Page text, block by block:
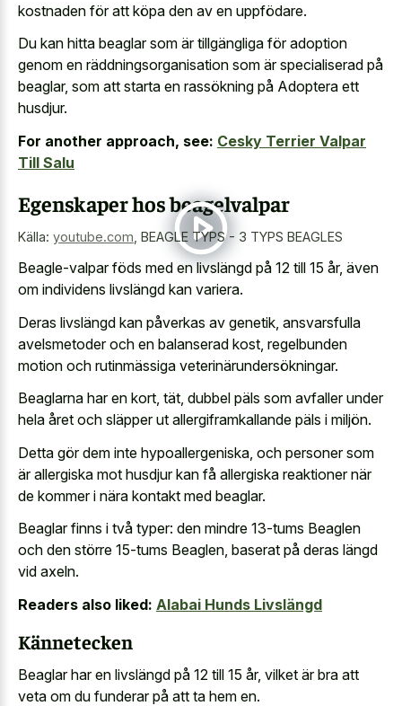
kostnaden för att köpa den av en uppfödare.
Du kan hitta beaglar som är tillgängliga för adoption
genom en räddningsorganisation som är specialiserad på
beaglar, som att starta en rassökning på Adoptera ett
husdjur.
For another approach, see: Cesky Terrier Valpar
Till Salu
Egenskaper hos beagelvalpar
Källa: youtube.com BEAGLE TYPS - 3 TYPS BEAGLES
Beagle-valpar föds med en livslängd på 12 till 15 år, även
om individens livslängd kan variera.
Deras livslängd kan påverkas av genetik, ansvarsfulla
avelsmetoder och en balanserad kost, regelbunden
motion och rutinmässiga veterinärundersökningar.
Beaglarna har en kort, tät, dubbel päls som avfaller under
hela året och släpper ut allergiframkallande päls i miljön.
Detta gör dem inte hypoallergeniska, och personer som
är allergiska mot husdjur kan få allergiska reaktioner när
de kommer i nära kontakt med beaglar.
Beaglar finns i två typer: den mindre 13-tums Beaglen
och den större 15-tums Beaglen, baserat på deras längd
vid axeln.
Readers also liked: Alabai Hunds Livslängd
Kännetecken
Beaglar har en livslängd på 12 till 15 år, vilket är bra att
veta om du funderar på att ta hem en.